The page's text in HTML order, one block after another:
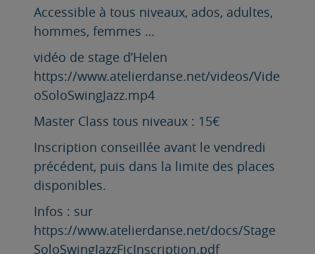
Accessible à tous niveaux, ados, adultes,
hommes, femmes …
vidéo de stage d’Helen
https://www.atelierdanse.net/videos/Vide
oSoloSwingJazz.mp4
Master Class tous niveaux : 15€
Inscription conseillée avant le vendredi
précédent, puis dans la limite des places
disponibles.
Infos : sur
https://www.atelierdanse.net/docs/Stage
SoloSwingJazzFicInscription.pdf